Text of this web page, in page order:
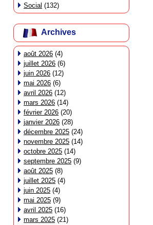
Social (132)
Archives
août 2026 (4)
juillet 2026 (6)
juin 2026 (12)
mai 2026 (6)
avril 2026 (12)
mars 2026 (14)
février 2026 (20)
janvier 2026 (28)
décembre 2025 (24)
novembre 2025 (14)
octobre 2025 (14)
septembre 2025 (9)
août 2025 (8)
juillet 2025 (4)
juin 2025 (4)
mai 2025 (9)
avril 2025 (16)
mars 2025 (21)